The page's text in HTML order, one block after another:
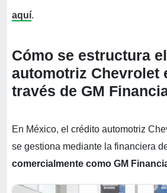
aquí.
Cómo se estructura
automotriz Chevrolet
través de GM
En México, el crédito automotriz
se gestiona mediante la financiera
comercialmente como GM